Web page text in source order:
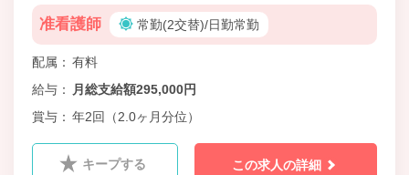
准看護師 常勤(2交替)/日勤常勤
配属
有料
給与
月総支給額295,000円
賞与
年2回（2.0ヶ月分位）
キープする この求人の詳細